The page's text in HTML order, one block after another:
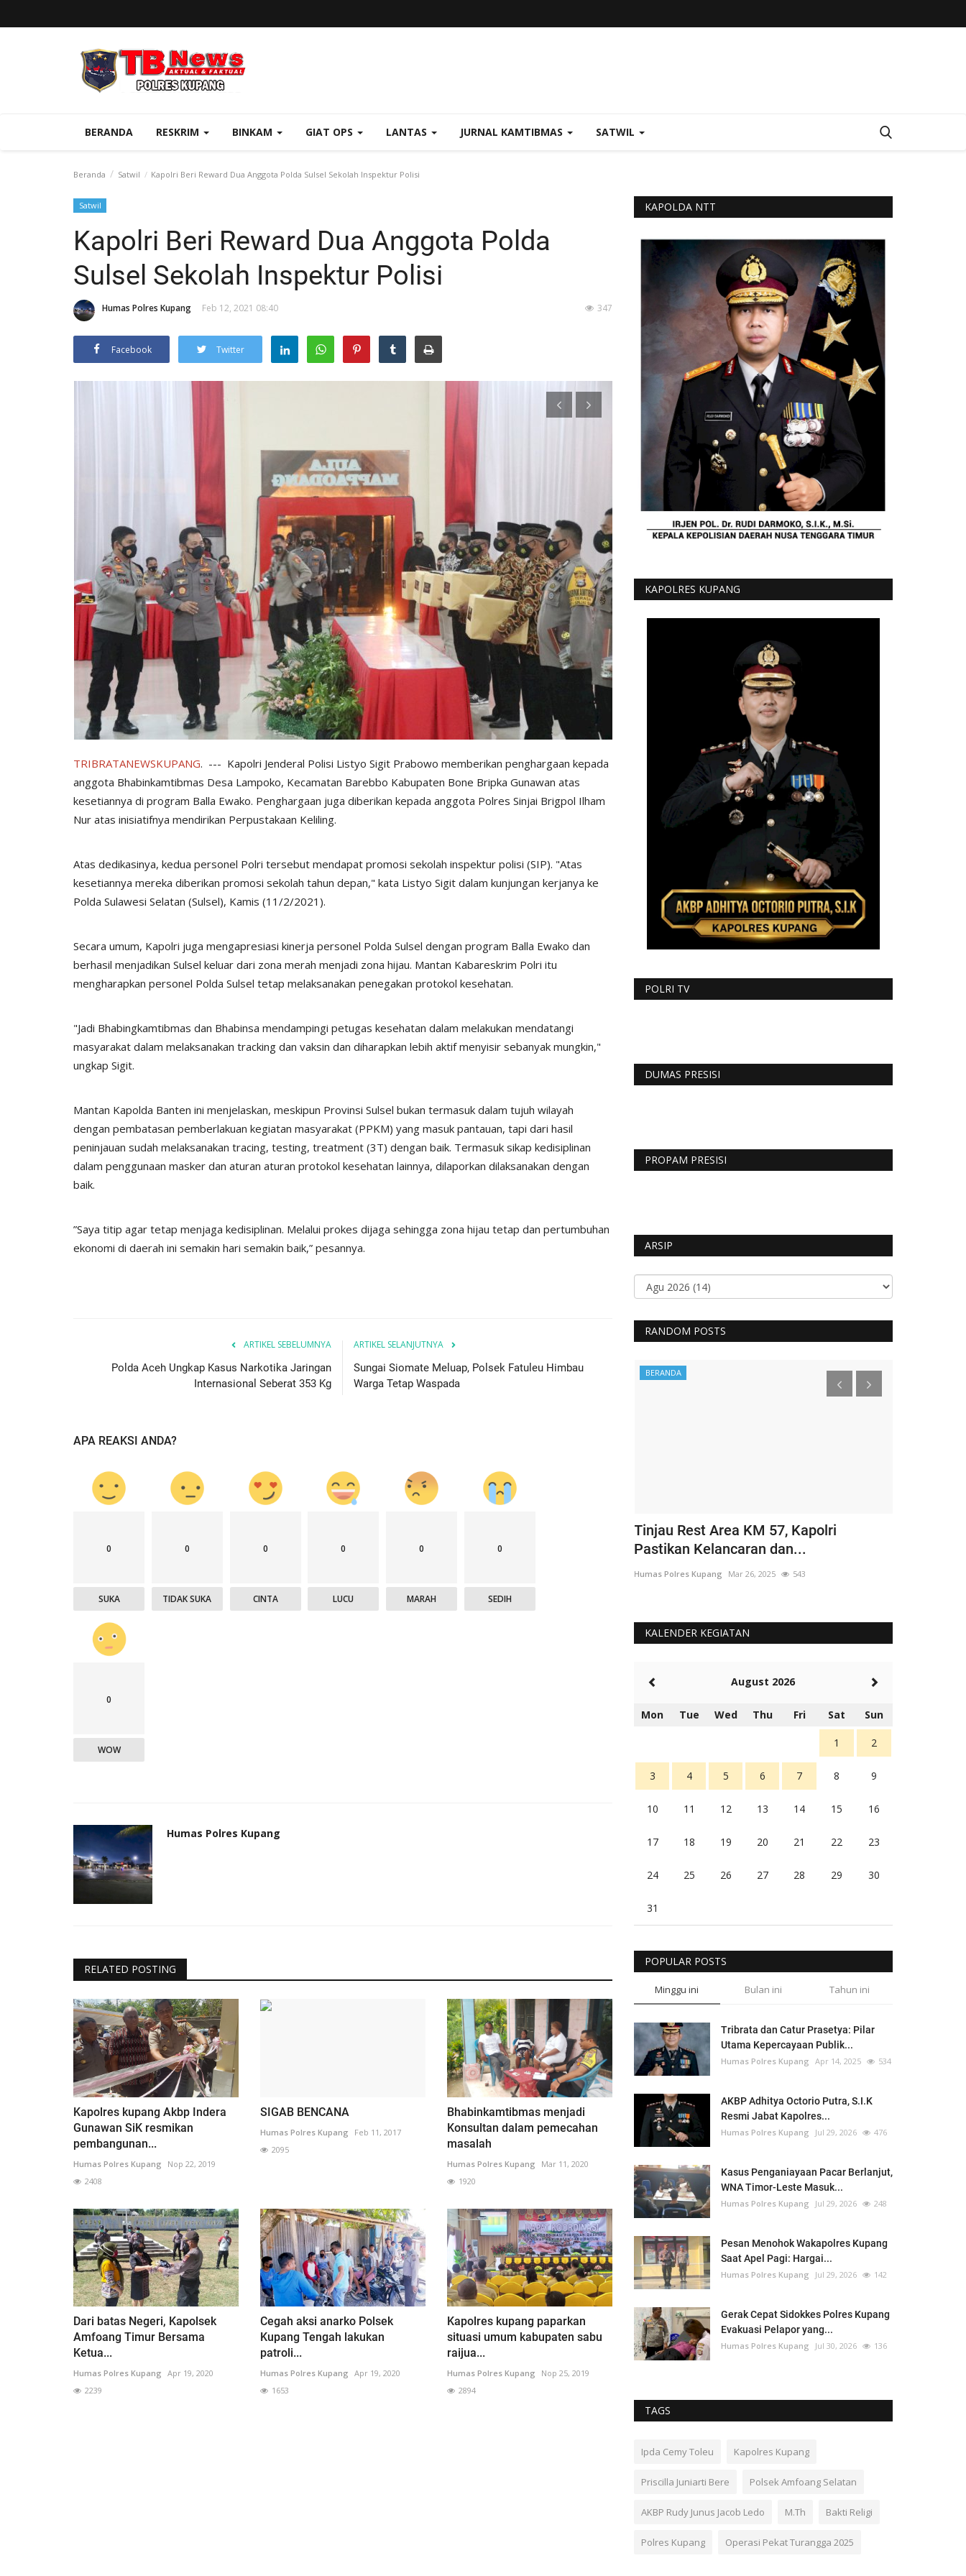
BERANDA RESKRIM BINKAM GIAT OPS LANTAS JURNAL KAMTIBMAS SATWIL
Beranda Satwil Kapolri Beri Reward Dua Anggota Polda Sulsel Sekolah Inspektur Polisi
Satwil
Kapolri Beri Reward Dua Anggota Polda
Sulsel Sekolah Inspektur Polisi
Humas Polres Kupang Feb 12, 2021 08:40 347
Facebook Twitter
TRIBRATANEWSKUPANG. --- Kapolri Jenderal Polisi Listyo Sigit Prabowo memberikan penghargaan kepada
anggota Bhabinkamtibmas Desa Lampoko, Kecamatan Barebbo Kabupaten Bone Bripka Gunawan atas
kesetiannya di program Balla Ewako. Penghargaan juga diberikan kepada anggota Polres Sinjai Brigpol Ilham
Nur atas inisiatifnya mendirikan Perpustakaan Keliling.
Atas dedikasinya, kedua personel Polri tersebut mendapat promosi sekolah inspektur polisi (SIP). "Atas
kesetiannya mereka diberikan promosi sekolah tahun depan," kata Listyo Sigit dalam kunjungan kerjanya ke
Polda Sulawesi Selatan (Sulsel), Kamis (11/2/2021).
Secara umum, Kapolri juga mengapresiasi kinerja personel Polda Sulsel dengan program Balla Ewako dan
berhasil menjadikan Sulsel keluar dari zona merah menjadi zona hijau. Mantan Kabareskrim Polri itu
mengharapkan personel Polda Sulsel tetap melaksanakan penegakan protokol kesehatan.
"Jadi Bhabingkamtibmas dan Bhabinsa mendampingi petugas kesehatan dalam melakukan mendatangi
masyarakat dalam melaksanakan tracking dan vaksin dan diharapkan lebih aktif menyisir sebanyak mungkin,"
ungkap Sigit.
Mantan Kapolda Banten ini menjelaskan, meskipun Provinsi Sulsel bukan termasuk dalam tujuh wilayah
dengan pembatasan pemberlakuan kegiatan masyarakat (PPKM) yang masuk pantauan, tapi dari hasil
peninjauan sudah melaksanakan tracing, testing, treatment (3T) dengan baik. Termasuk sikap kedisiplinan
dalam penggunaan masker dan aturan aturan protokol kesehatan lainnya, dilaporkan dilaksanakan dengan
baik.
”Saya titip agar tetap menjaga kedisiplinan. Melalui prokes dijaga sehingga zona hijau tetap dan pertumbuhan
ekonomi di daerah ini semakin hari semakin baik,” pesannya.
ARTIKEL SEBELUMNYA
Polda Aceh Ungkap Kasus Narkotika Jaringan
Internasional Seberat 353 Kg
ARTIKEL SELANJUTNYA
Sungai Siomate Meluap, Polsek Fatuleu Himbau
Warga Tetap Waspada
APA REAKSI ANDA?
0
SUKA
0
TIDAK SUKA
0
CINTA
0
LUCU
0
MARAH
0
SEDIH
0
WOW
Humas Polres Kupang
RELATED POSTING
Kapolres kupang Akbp Indera
Gunawan SiK resmikan
pembangunan...
Humas Polres Kupang
Nop 22, 2019
2408
SIGAB BENCANA
Humas Polres Kupang
Feb 11, 2017
2095
Bhabinkamtibmas menjadi
Konsultan dalam pemecahan
masalah
Humas Polres Kupang
Mar 11, 2020
1920
Dari batas Negeri, Kapolsek
Amfoang Timur Bersama
Ketua...
Humas Polres Kupang Apr 19, 2020
2239
Cegah aksi anarko Polsek
Kupang Tengah lakukan
patroli...
Humas Polres Kupang Apr 19, 2020
1653
Kapolres kupang paparkan
situasi umum kabupaten sabu
raijua...
Humas Polres Kupang
Nop 25, 2019
2894
KAPOLDA NTT
KAPOLRES KUPANG
POLRI TV
DUMAS PRESISI
PROPAM PRESISI
ARSIP
RANDOM POSTS
BERANDA
intruksikan jajaran polres...
BERANDA
Kapolsek, Tekankan...
BERANDA
Tinjau Rest Area KM 57, Kapolri
Pastikan Kelancaran dan...
Humas Polres Kupang Mar 26, 2025 543
KALENDER KEGIATAN
August 2026
Mon Tue Wed Thu Fri Sat Sun
1 2
3 4 5 6 7 8 9
10 11 12 13 14 15 16
17 18 19 20 21 22 23
24 25 26 27 28 29 30
31
POPULAR POSTS
Minggu ini Bulan ini Tahun ini
Tribrata dan Catur Prasetya: Pilar
Utama Kepercayaan Publik...
Humas Polres Kupang Apr 14, 2025 534
AKBP Adhitya Octorio Putra, S.I.K
Resmi Jabat Kapolres...
Humas Polres Kupang Jul 29, 2026 476
Kasus Penganiayaan Pacar Berlanjut,
WNA Timor-Leste Masuk...
Humas Polres Kupang Jul 29, 2026 248
Pesan Menohok Wakapolres Kupang
Saat Apel Pagi: Hargai...
Humas Polres Kupang Jul 29, 2026 142
Gerak Cepat Sidokkes Polres Kupang
Evakuasi Pelapor yang...
Humas Polres Kupang Jul 30, 2026 136
TAGS
Ipda Cemy Toleu Kapolres Kupang
Priscilla Juniarti Bere Polsek Amfoang Selatan
AKBP Rudy Junus Jacob Ledo M.Th Bakti Religi
Polres Kupang Operasi Pekat Turangga 2025